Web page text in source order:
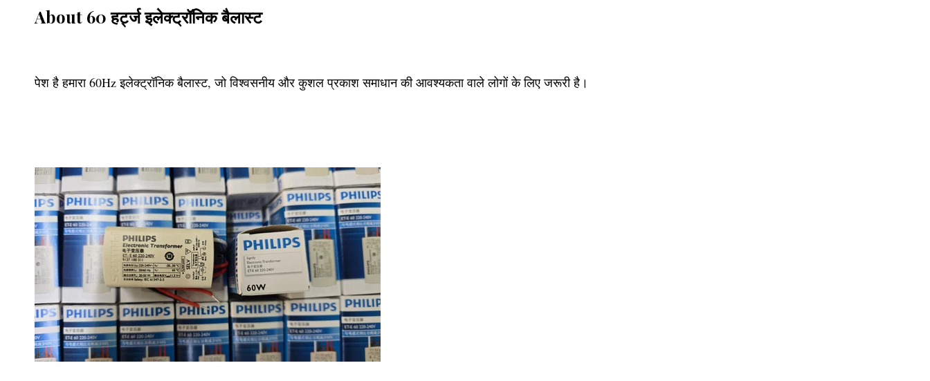
About 60 हर्ट्ज इलेक्ट्रॉनिक बैलास्ट
पेश है हमारा 60Hz इलेक्ट्रॉनिक बैलास्ट, जो विश्वसनीय और कुशल प्रकाश समाधान की आवश्यकता वाले लोगों के लिए जरूरी है।